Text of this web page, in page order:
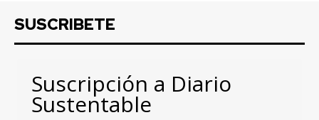
SUSCRIBETE
Suscripción a Diario
Sustentable